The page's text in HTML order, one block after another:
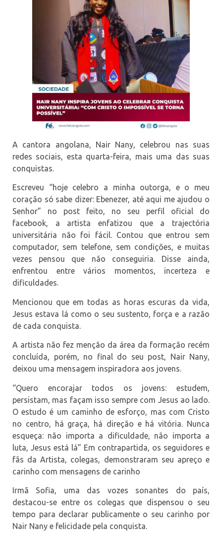
A cantora angolana, Nair Nany, celebrou nas suas
redes sociais, esta quarta-feira, mais uma das suas
conquistas.
Escreveu “hoje celebro a minha outorga, e o meu
coração só sabe dizer: Ebenezer, até aqui me ajudou o
Senhor” no post feito, no seu perfil oficial do
facebook, a artista enfatizou que a trajectória
universitária não foi fácil. Contou que entrou sem
computador, sem telefone, sem condições, e muitas
vezes pensou que não conseguiria. Disse ainda,
enfrentou entre vários momentos, incerteza e
dificuldades.
Mencionou que em todas as horas escuras da vida,
Jesus estava lá como o seu sustento, força e a razão
de cada conquista.
A artista não fez menção da área da formação recém
concluída, porém, no final do seu post, Nair Nany,
deixou uma mensagem inspiradora aos jovens.
“Quero encorajar todos os jovens: estudem,
persistam, mas façam isso sempre com Jesus ao lado.
O estudo é um caminho de esforço, mas com Cristo
no centro, há graça, há direção e há vitória. Nunca
esqueça: não importa a dificuldade, não importa a
luta, Jesus está lá” Em contrapartida, os seguidores e
fãs da Artista, colegas, demonstraram seu apreço e
carinho com mensagens de carinho
Irmã Sofia, uma das vozes sonantes do país,
destacou-se entre os colegas que dispensou o seu
tempo para declarar publicamente o seu carinho por
Nair Nany e felicidade pela conquista.